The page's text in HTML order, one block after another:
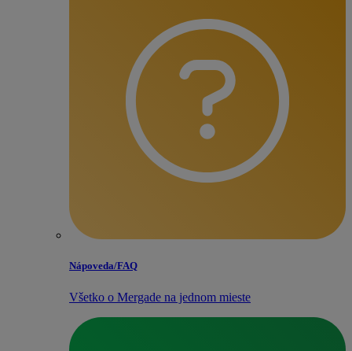
Nápoveda/​FAQ
Všetko o Mergade na jednom mieste